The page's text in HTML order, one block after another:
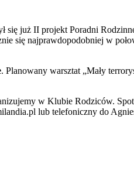
już II projekt Poradni
się najprawdopodobniej w
. Planowany warsztat „Mały
w Klubie Rodziców.
lub telefoniczny do